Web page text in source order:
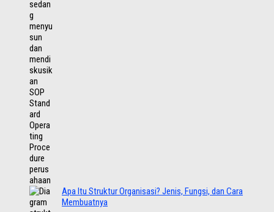
Apa Itu Struktur Organisasi? Jenis, Fungsi, dan Cara
Membuatnya